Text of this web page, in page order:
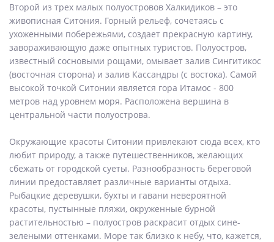
Второй из трех малых полуостровов Халкидиков – это
живописная Ситония. Горный рельеф, сочетаясь c
ухоженными побережьями, создает прекрасную картину,
завораживающую даже опытных туристов. Полуостров,
известный сосновыми рощами, омывает залив Сингитикос
(восточная сторона) и залив Кассандры (с востока). Самой
высокой точкой Ситонии является гора Итамос - 800
метров над уровнем моря. Расположена вершина в
центральной части полуострова.
Окружающие красоты Ситонии привлекают сюда всех, кто
любит природу, а также путешественников, желающих
сбежать от городской суеты. Разнообразность береговой
линии предоставляет различные варианты отдыха.
Рыбацкие деревушки, бухты и гавани невероятной
красоты, пустынные пляжи, окруженные бурной
растительностью – полуостров раскрасит отдых сине-
зелеными оттенками. Море так близко к небу, что, кажется,